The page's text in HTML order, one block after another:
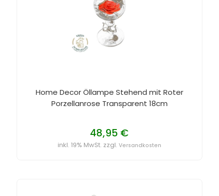
Home Decor Öllampe Stehend mit Roter
Porzellanrose Transparent 18cm
48,95 €
inkl. 19% MwSt. zzgl. Versandkosten